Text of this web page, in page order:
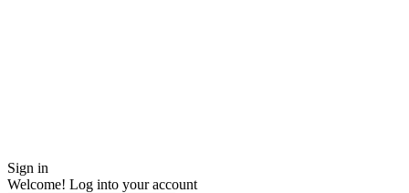
Sign in
Welcome! Log into your account